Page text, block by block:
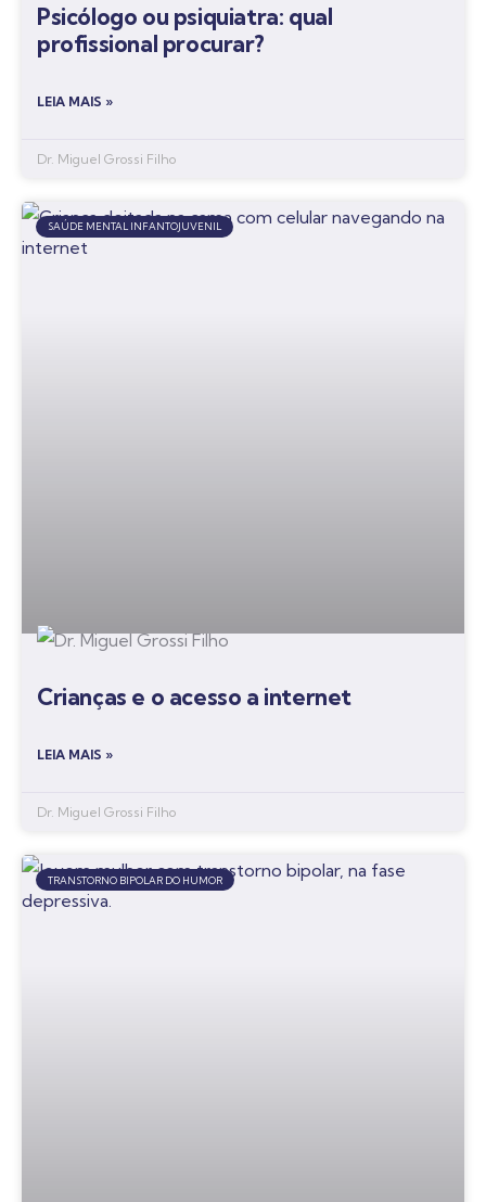
Psicólogo ou psiquiatra: qual
profissional procurar?
LEIA MAIS »
Dr. Miguel Grossi Filho
SAÚDE MENTAL INFANTOJUVENIL
Crianças e o acesso a internet
LEIA MAIS »
Dr. Miguel Grossi Filho
TRANSTORNO BIPOLAR DO HUMOR